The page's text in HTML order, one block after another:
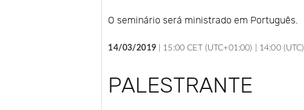
O seminário será ministrado em Português.
14/03/2019| 15:00 CET (UTC+01:00) | 14:00 (UTC)
PALESTRANTE